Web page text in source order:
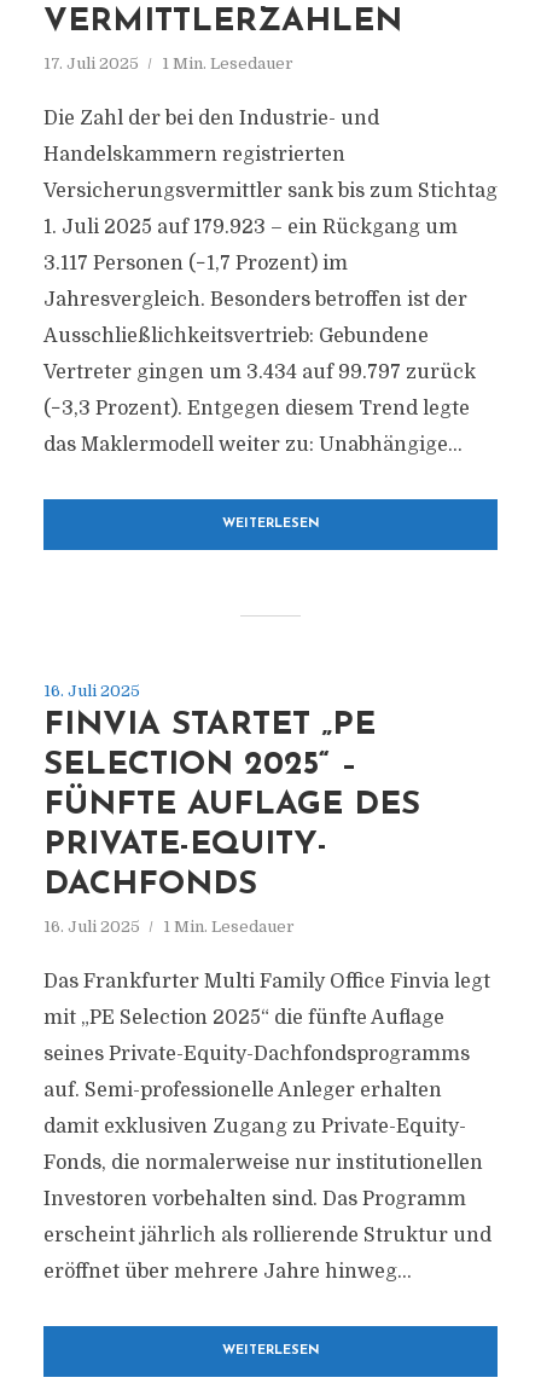
VERMITTLERZAHLEN
17. Juli 2025 1 Min. Lesedauer
Die Zahl der bei den Industrie- und
Handelskammern registrierten
Versicherungsvermittler sank bis zum Stichtag
1. Juli 2025 auf 179.923 – ein Rückgang um
3.117 Personen (−1,7 Prozent) im
Jahresvergleich. Besonders betroffen ist der
Ausschließlichkeitsvertrieb: Gebundene
Vertreter gingen um 3.434 auf 99.797 zurück
(−3,3 Prozent). Entgegen diesem Trend legte
das Maklermodell weiter zu: Unabhängige...
WEITERLESEN
16. Juli 2025
FINVIA STARTET „PE
SELECTION 2025“ –
FÜNFTE AUFLAGE DES
PRIVATE-EQUITY-
DACHFONDS
16. Juli 2025 1 Min. Lesedauer
Das Frankfurter Multi Family Office Finvia legt
mit „PE Selection 2025“ die fünfte Auflage
seines Private-Equity-Dachfondsprogramms
auf. Semi-professionelle Anleger erhalten
damit exklusiven Zugang zu Private-Equity-
Fonds, die normalerweise nur institutionellen
Investoren vorbehalten sind. Das Programm
erscheint jährlich als rollierende Struktur und
eröffnet über mehrere Jahre hinweg...
WEITERLESEN